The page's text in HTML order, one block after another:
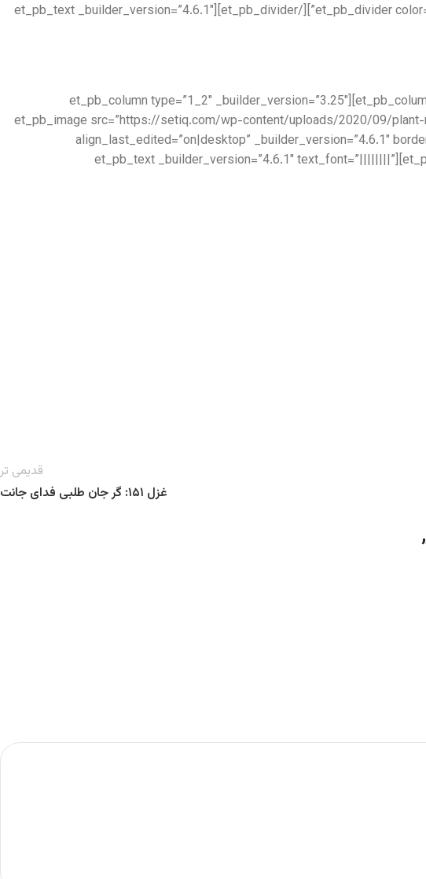
[/et_pb_text][et_pb_divider color=”#979797″ divider_weight=”2px” _builder_version=”4.6.1″ max_width=”100px” locked=”off”][/et_pb_divider][et_pb_text _builder_version=”4.6.1″
[/et_pb_text][et_pb_accordion _builder_version=”4.6.1″ _module_preset=”default”][/et_pb_accordion][/et_pb_column][et_pb_column type=”1_2″ _builder_version=”3.25″
custom_padding=”|||” custom_padding__hover=”|||”][et_pb_image src=”https://setiq.com/wp-content/
align_last_edited=”on|desktop” _builder_version=”4.6.1″
box_shadow_blur=”140px” box_shadow_spread=”-40px” box_shadow_color=”rgba(0,0,0,0.4)”][/et_pb_image][et_pb_text _builder_version=”4.6.1″ text_font=”||||||||”
قدیمی تر
غزل ۱۵۱: گر جان طلبی فدای جانت